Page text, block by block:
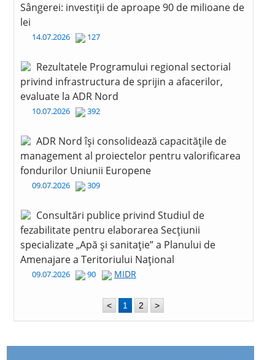
Sângerei: investiții de aproape 90 de milioane de
lei
14.07.2026 127
Rezultatele Programului regional sectorial
privind infrastructura de sprijin a afacerilor,
evaluate la ADR Nord
10.07.2026 392
ADR Nord își consolidează capacitățile de
management al proiectelor pentru valorificarea
fondurilor Uniunii Europene
09.07.2026 309
Consultări publice privind Studiul de
fezabilitate pentru elaborarea Secțiunii
specializate „Apă și sanitație” a Planului de
Amenajare a Teritoriului Național
09.07.2026 90 MIDR
< 1 2 >